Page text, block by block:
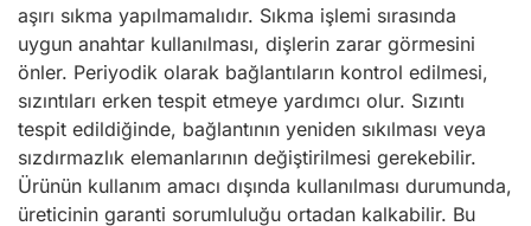
aşırı sıkma yapılmamalıdır. Sıkma işlemi sırasında
uygun anahtar kullanılması, dişlerin zarar görmesini
önler. Periyodik olarak bağlantıların kontrol edilmesi,
sızıntıları erken tespit etmeye yardımcı olur. Sızıntı
tespit edildiğinde, bağlantının yeniden sıkılması veya
sızdırmazlık elemanlarının değiştirilmesi gerekebilir.
Ürünün kullanım amacı dışında kullanılması durumunda,
üreticinin garanti sorumluluğu ortadan kalkabilir. Bu